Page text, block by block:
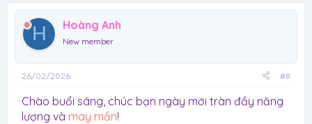
H Hoàng Anh
New member
26/02/2026 #8
Chào buổi sáng, chúc bạn ngày mới tràn đầy năng
lượng và may mắn!